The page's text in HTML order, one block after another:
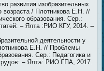
развития изобразительных
возраста / Плотникова Е.Н. //
образования. Сер.:
– Ялта :РИО КГУ, 2014. –
деятельности у
Е.Н. // Проблемы
Сер.: Педагогика и
– Ялта: РИО ГПА, 2017.